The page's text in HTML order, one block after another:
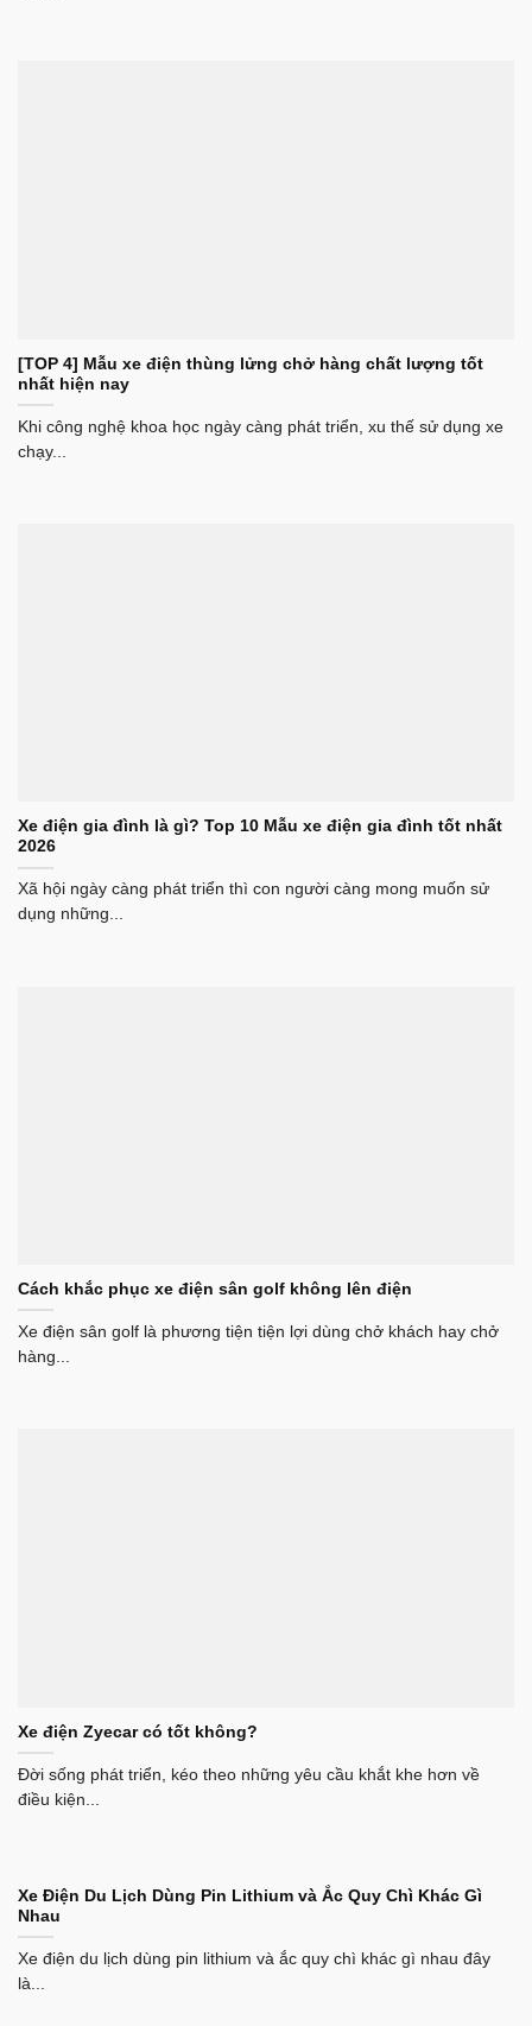
[TOP 4] Mẫu xe điện thùng lửng chở hàng chất lượng tốt
nhất hiện nay
Khi công nghệ khoa học ngày càng phát triển, xu thế sử dụng xe
chạy...
Xe điện gia đình là gì? Top 10 Mẫu xe điện gia đình tốt nhất
2026
Xã hội ngày càng phát triển thì con người càng mong muốn sử
dụng những...
Cách khắc phục xe điện sân golf không lên điện
Xe điện sân golf là phương tiện tiện lợi dùng chở khách hay chở
hàng...
Xe điện Zyecar có tốt không?
Đời sống phát triển, kéo theo những yêu cầu khắt khe hơn về
điều kiện...
Xe Điện Du Lịch Dùng Pin Lithium và Ắc Quy Chì Khác Gì
Nhau
Xe điện du lịch dùng pin lithium và ắc quy chì khác gì nhau đây
là...